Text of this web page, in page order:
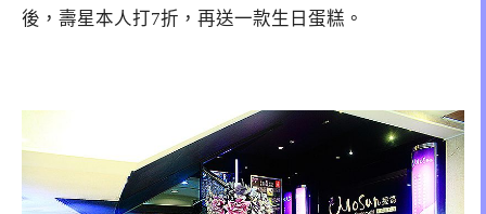
後，壽星本人打7折，再送一款生日蛋糕。